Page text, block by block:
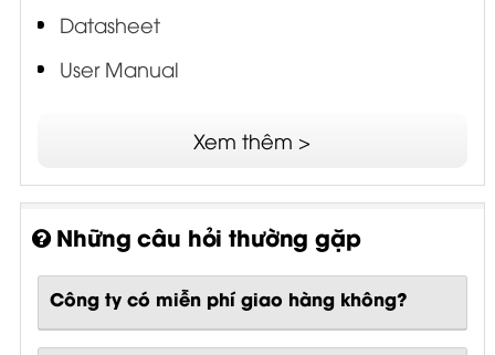
Datasheet
User Manual
Xem thêm >
Những câu hỏi thường gặp
Công ty có miễn phí giao hàng không?